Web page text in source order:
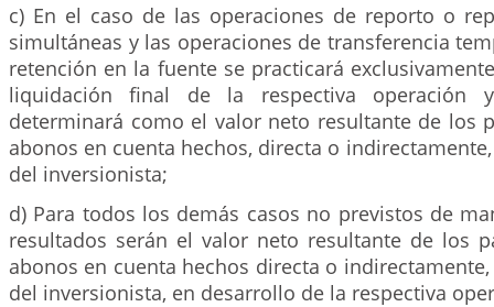
c) En el caso de las operaciones de reporto o
simultáneas y las operaciones de transferencia
retención en la fuente se practicará
liquidación final de la respectiva operación
determinará como el valor neto resultante de los
abonos en cuenta hechos, directa o
del inversionista;
d) Para todos los demás casos no previstos de
resultados serán el valor neto resultante de los
abonos en cuenta hechos directa o
del inversionista, en desarrollo de la respectiva